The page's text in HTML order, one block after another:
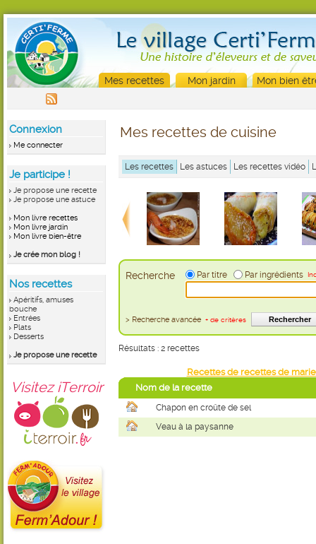
Mes recettes Mon jardin Mon bien
Connexion
Me connecter
Je participe !
Je propose une recette
Je propose une astuce
Mon livre recettes
Mon livre jardin
Mon livre bien-être
Je crée mon blog !
Nos recettes
Apéritifs, amuses
bouche
Entrées
Plats
Desserts
Je propose une recette
Visitez iTerroir
Mes recettes de cuisine
Les recettes Les astuces Les recettes vidéo
Recherche Par titre Par ingrédients
> Recherche avancée + de critères
Résultats : 2 recettes
Recettes de recettes de
Nom de la recette
Chapon en croûte de sel
Veau à la paysanne